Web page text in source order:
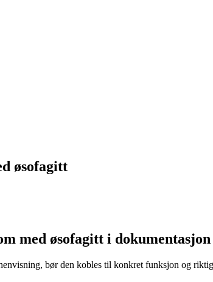
øsofagitt
med øsofagitt i dokumentasjon
bør den kobles til konkret funksjon og